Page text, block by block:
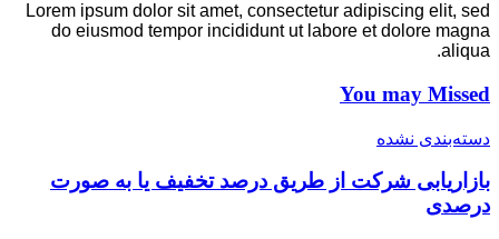
Lorem ipsum dolor sit amet, consectetur adipiscing elit, sed
do eiusmod tempor incididunt ut labore et dolore magna
aliqua.
You may Missed
دسته‌بندی نشده
بازاریابی شرکت از طریق درصد تخفیف یا به صورت
درصدی